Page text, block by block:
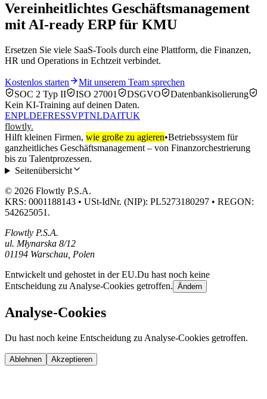
Vereinheitlichtes Geschäftsmanagement
mit AI-ready ERP für KMU
Ersetzen Sie viele SaaS-Tools durch eine Plattform, die Finanzen,
HR und Operations in Echtzeit verbindet.
Kostenlos starten
Mit unserem Team sprechen
SOC 2 Typ II
ISO 27001 DSGVO
Datenbankisolierung
Kein KI‑Training auf deinen Daten.
ENPLDEFRESSVPTNLDAITUK
flowtly.
Hilft kleinen Firmen, wie große zu agieren•Betriebssystem für
ganzheitliches Geschäftsmanagement – von Finanzorchestrierung
bis zu Talentprozessen.
Seitenübersicht
© 2026 Flowtly P.S.A.
KRS: 0001188143 • USt-IdNr. (NIP): PL5273180297 • REGON:
542625051.
Flowtly P.S.A.
ul. Młynarska 8/12
01194 Warschau, Polen
Entwickelt und gehostet in der EU.Du hast noch keine
Entscheidung zu Analyse-Cookies getroffen. Ändern
Analyse-Cookies
Du hast noch keine Entscheidung zu Analyse-Cookies getroffen.
Ablehnen Akzeptieren